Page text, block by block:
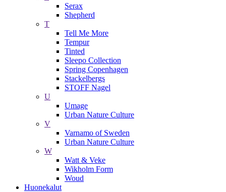
Serax
Shepherd
T
Tell Me More
Tempur
Tinted
Sleepo Collection
Spring Copenhagen
Stackelbergs
STOFF Nagel
U
Umage
Urban Nature Culture
V
Varnamo of Sweden
Urban Nature Culture
W
Watt & Veke
Wikholm Form
Woud
Huonekalut